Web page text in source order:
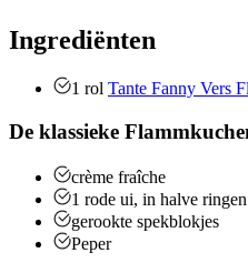
Ingrediënten
1 rol Tante Fanny Vers
De klassieke
crème fraîche
1 rode ui, in halve ringen
gerookte spekblokjes
Peper